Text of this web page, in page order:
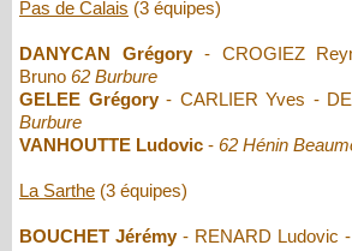
Pas de Calais (3 équipes)
DANYCAN Grégory- CROGIEZ
Bruno 62 Burbure
GELEE Grégory- CARLIER Yves -
Burbure
VANHOUTTE Ludovic - 62 Hénin
La Sarthe (3 équipes)
BOUCHET Jérémy- RENARD Ludovic